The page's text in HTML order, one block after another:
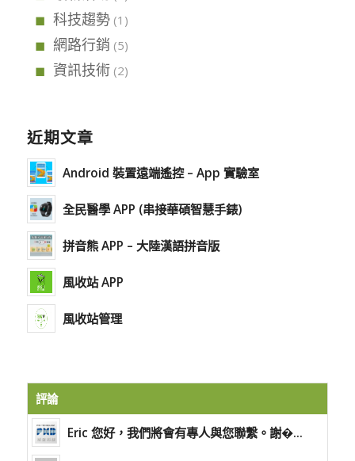
科技趨勢(1)
網路行銷 (5)
資訊技術(2)
近期文章
Android 裝置遠端遙控 – App 實驗室
全民醫學 APP (串接華碩智慧手錶)
拼音熊 APP – 大陸漢語拼音版
風收站 APP
風收站管理
評論
Eric 您好，我們將會有專人與您聯繫。謝�...